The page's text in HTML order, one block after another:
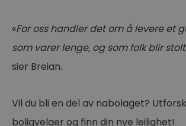
«For oss handler det om å levere et
som varer lenge, og som folk blir
sier Breian.
Vil du bli en del av nabolaget?
boligvelger og finn din nye leilighet!